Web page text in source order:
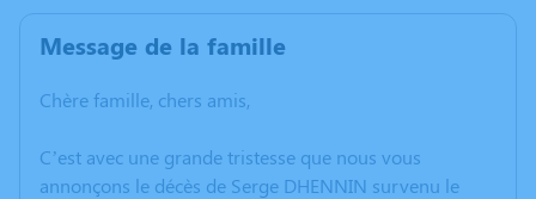
Message de la famille
Chère famille, chers amis,
C’est avec une grande tristesse que nous vous
annonçons le décès de Serge DHENNIN survenu le